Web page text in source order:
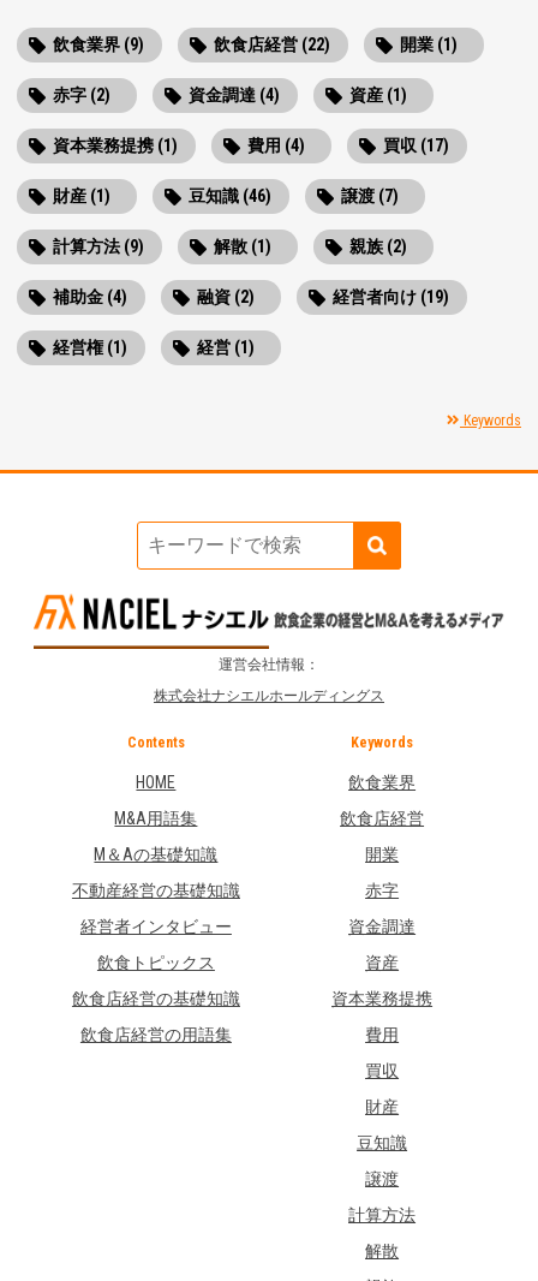
飲食業界 (9) 飲食店経営 (22) 開業 (1)
赤字 (2) 資金調達 (4) 資産 (1)
資本業務提携 (1) 費用 (4) 買収 (17)
財産 (1) 豆知識 (46) 譲渡 (7)
計算方法 (9) 解散 (1) 親族 (2)
補助金 (4) 融資 (2) 経営者向け (19)
経営権 (1) 経営 (1)
Keywords
運営会社情報：
株式会社ナシエルホールディングス
Contents
HOME
M&A用語集
M＆Aの基礎知識
不動産経営の基礎知識
経営者インタビュー
飲食トピックス
飲食店経営の基礎知識
飲食店経営の用語集
Keywords
飲食業界
飲食店経営
開業
赤字
資金調達
資産
資本業務提携
費用
買収
財産
豆知識
譲渡
計算方法
解散